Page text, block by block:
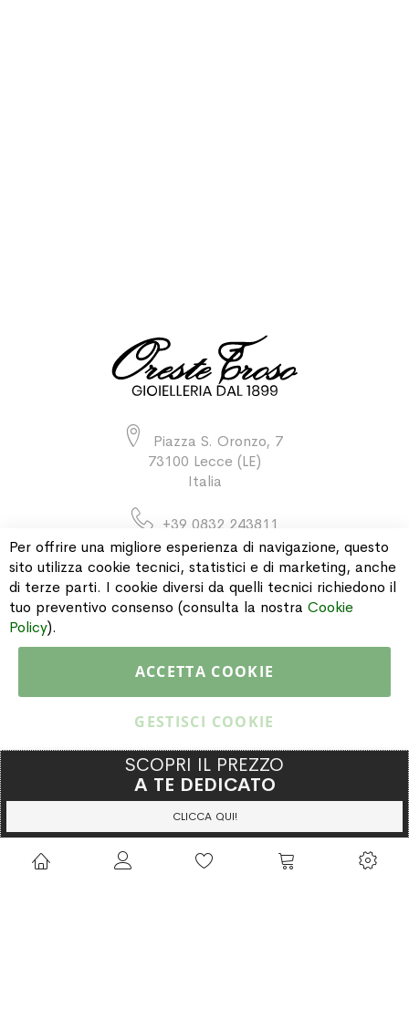
Piazza S. Oronzo, 7
73100 Lecce (LE)
Italia
+39 0832 243811
INFORMAZIONI
Copyright © 2015 Gioielleria Oreste Troso. All rights reserved. P. IVA
IT02064590751
Privacy Policy Cookie Policy
Per offrire una migliore esperienza di navigazione, questo
sito utilizza cookie tecnici, statistici e di marketing, anche
di terze parti. I cookie diversi da quelli tecnici richiedono il
tuo preventivo consenso (consulta la nostra Cookie
Policy).
ACCETTA COOKIE
GESTISCI COOKIE
SCOPRI IL PREZZO
A TE DEDICATO
CLICCA QUI!